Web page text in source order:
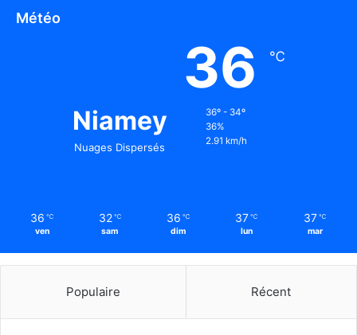
Météo
Niamey
Nuages Dispersés
36 ℃
36º - 34º
36%
2.91 km/h
36 ℃
ven
32 ℃
sam
36 ℃
dim
37 ℃
lun
37 ℃
mar
Populaire Récent